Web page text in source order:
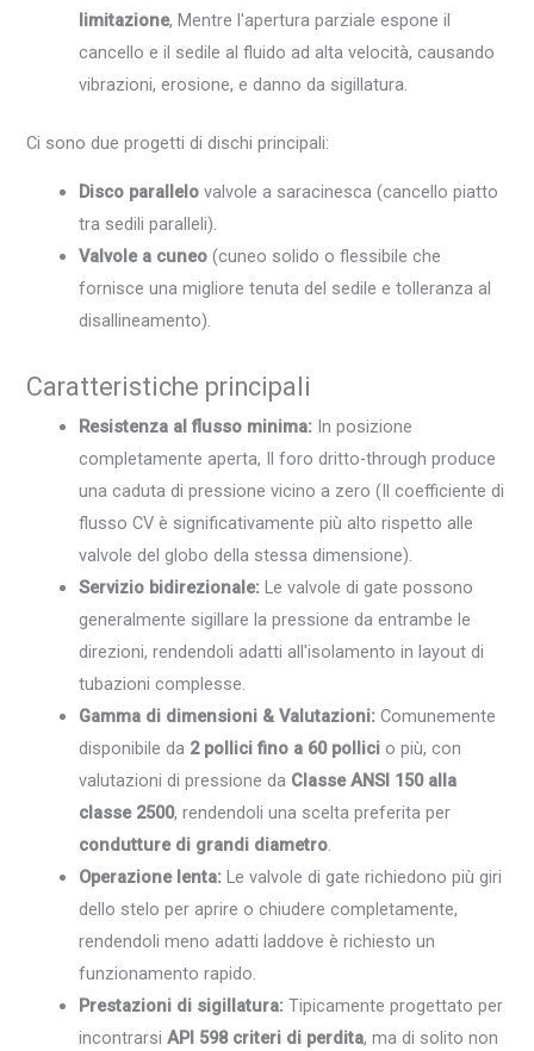
limitazione, Mentre l'apertura parziale espone il
cancello e il sedile al fluido ad alta velocità, causando
vibrazioni, erosione, e danno da sigillatura.
Ci sono due progetti di dischi principali:
Disco parallelo valvole a saracinesca (cancello piatto
tra sedili paralleli).
Valvole a cuneo (cuneo solido o flessibile che
fornisce una migliore tenuta del sedile e tolleranza al
disallineamento).
Caratteristiche principali
Resistenza al flusso minima: In posizione
completamente aperta, Il foro dritto-through produce
una caduta di pressione vicino a zero (Il coefficiente di
flusso CV è significativamente più alto rispetto alle
valvole del globo della stessa dimensione).
Servizio bidirezionale: Le valvole di gate possono
generalmente sigillare la pressione da entrambe le
direzioni, rendendoli adatti all'isolamento in layout di
tubazioni complesse.
Gamma di dimensioni & Valutazioni: Comunemente
disponibile da 2 pollici fino a 60 pollici o più, con
valutazioni di pressione da Classe ANSI 150 alla
classe 2500, rendendoli una scelta preferita per
condutture di grandi diametro.
Operazione lenta: Le valvole di gate richiedono più giri
dello stelo per aprire o chiudere completamente,
rendendoli meno adatti laddove è richiesto un
funzionamento rapido.
Prestazioni di sigillatura: Tipicamente progettato per
incontrarsiAPI 598 criteri di perdita, ma di solito non